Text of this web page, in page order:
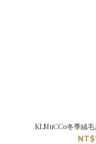
KLMuCCo冬季絨